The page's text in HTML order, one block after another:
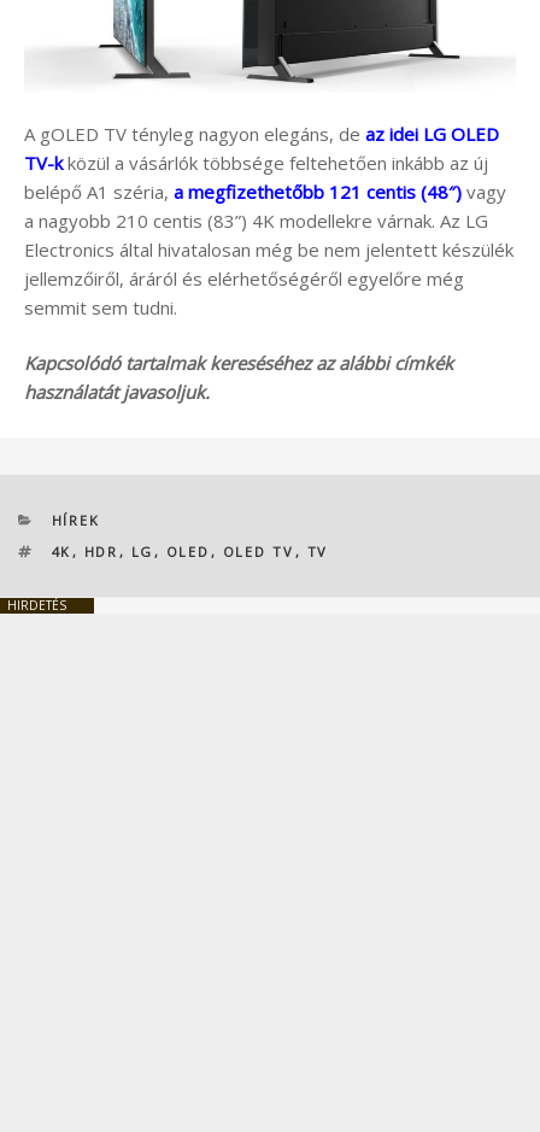
A gOLED TV tényleg nagyon elegáns, de az idei LG OLED
TV-kközül a vásárlók többsége feltehetően inkább az új
belépő A1 széria, a megfizethetőbb 121 centis (48″) vagy
a nagyobb 210 centis (83”) 4K modellekre várnak. Az LG
Electronics által hivatalosan még be nem jelentett készülék
jellemzőiről, áráról és elérhetőségéről egyelőre még
semmit sem tudni.
Kapcsolódó tartalmak kereséséhez az alábbi címkék
használatát javasoljuk.
KATEGÓRIÁK
HÍREK
CÍMKÉK
4K , HDR , LG , OLED , OLED TV , TV
HIRDETÉS